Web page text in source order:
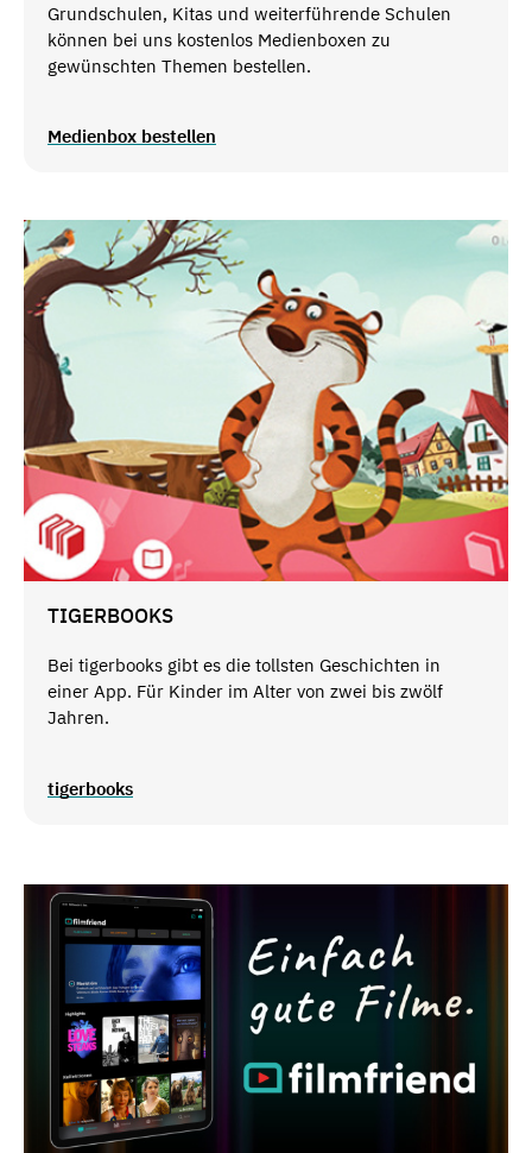
Grundschulen, Kitas und weiterführende Schulen
können bei uns kostenlos Medienboxen zu
gewünschten Themen bestellen.
Medienbox bestellen
TIGERBOOKS
Bei tigerbooks gibt es die tollsten Geschichten in
einer App. Für Kinder im Alter von zwei bis zwölf
Jahren.
tigerbooks